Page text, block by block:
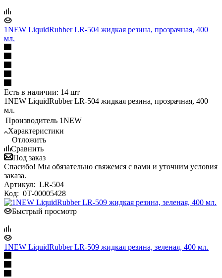
1NEW LiquidRubber LR-504 жидкая резина, прозрачная, 400
мл.
Есть в наличии: 14 шт
1NEW LiquidRubber LR-504 жидкая резина, прозрачная, 400
мл.
Производитель 1NEW
Характеристики
Отложить
Сравнить
Под заказ
Спасибо! Мы обязательно свяжемся с вами и уточним условия
заказа.
Артикул: LR-504
Код: 0Т-00005428
Быстрый просмотр
1NEW LiquidRubber LR-509 жидкая резина, зеленая, 400 мл.